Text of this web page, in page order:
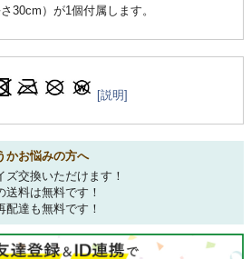
30cm）が1個付属します。
[説明]
かお悩みの方へ
ズ交換いただけます！
送料は無料です！
配達も無料です！